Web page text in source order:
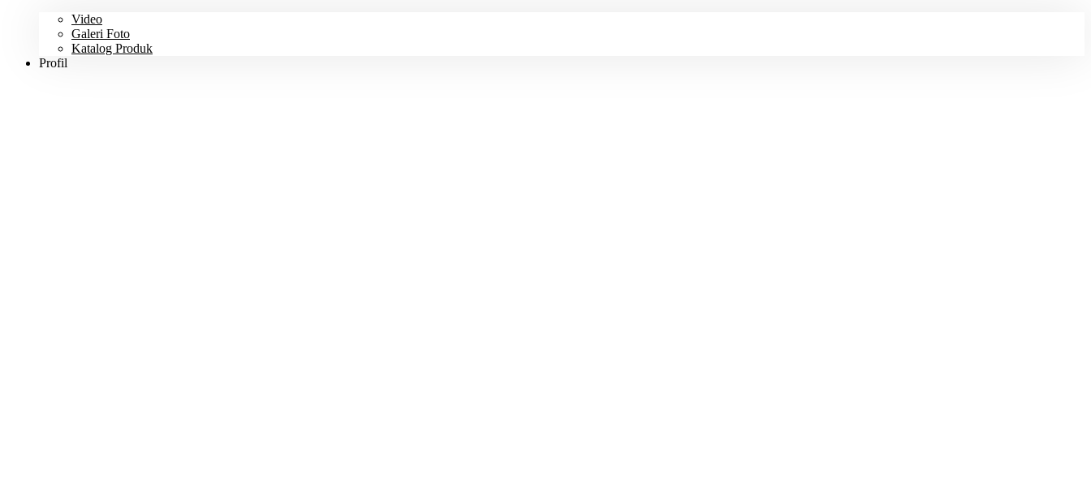
Video
Galeri Foto
Katalog Produk
Profil